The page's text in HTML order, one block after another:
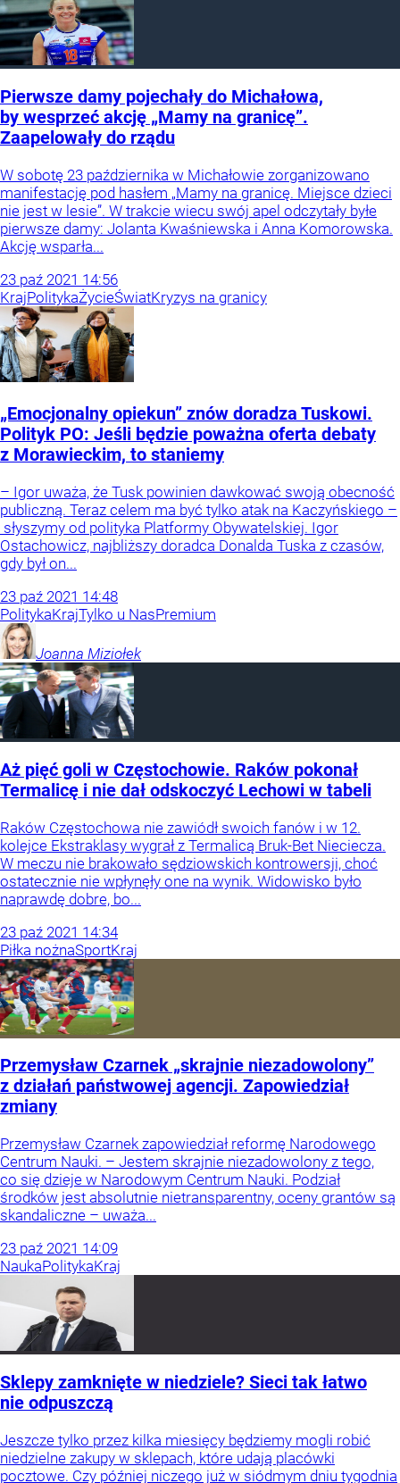
Pierwsze damy pojechały do Michałowa,
by wesprzeć akcję „Mamy na granicę”.
Zaapelowały do rządu
W sobotę 23 października w Michałowie zorganizowano
manifestację pod hasłem „Mamy na granicę. Miejsce dzieci
nie jest w lesie”. W trakcie wiecu swój apel odczytały byłe
pierwsze damy: Jolanta Kwaśniewska i Anna Komorowska.
Akcję wsparła...
23 paź 2021 14:56
KrajPolitykaŻycieŚwiatKryzys na granicy
„Emocjonalny opiekun” znów doradza Tuskowi.
Polityk PO: Jeśli będzie poważna oferta debaty
z Morawieckim, to staniemy
– Igor uważa, że Tusk powinien dawkować swoją obecność
publiczną. Teraz celem ma być tylko atak na Kaczyńskiego –
słyszymy od polityka Platformy Obywatelskiej. Igor
Ostachowicz, najbliższy doradca Donalda Tuska z czasów,
gdy był on...
23 paź 2021 14:48
PolitykaKrajTylko u NasPremium
Joanna Miziołek
Aż pięć goli w Częstochowie. Raków pokonał
Termalicę i nie dał odskoczyć Lechowi w tabeli
Raków Częstochowa nie zawiódł swoich fanów i w 12.
kolejce Ekstraklasy wygrał z Termalicą Bruk-Bet Nieciecza.
W meczu nie brakowało sędziowskich kontrowersji, choć
ostatecznie nie wpłynęły one na wynik. Widowisko było
naprawdę dobre, bo...
23 paź 2021 14:34
Piłka nożnaSportKraj
Przemysław Czarnek „skrajnie niezadowolony”
z działań państwowej agencji. Zapowiedział
zmiany
Przemysław Czarnek zapowiedział reformę Narodowego
Centrum Nauki. – Jestem skrajnie niezadowolony z tego,
co się dzieje w Narodowym Centrum Nauki. Podział
środków jest absolutnie nietransparentny, oceny grantów są
skandaliczne – uważa...
23 paź 2021 14:09
NaukaPolitykaKraj
Sklepy zamknięte w niedziele? Sieci tak łatwo
nie odpuszczą
Jeszcze tylko przez kilka miesięcy będziemy mogli robić
niedzielne zakupy w sklepach, które udają placówki
pocztowe. Czy później niczego już w siódmym dniu tygodnia